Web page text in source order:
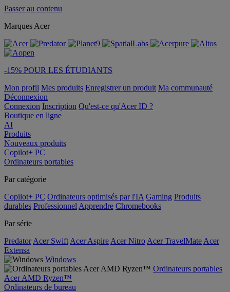
Passer au contenu
Marques Acer
-15% POUR LES ÉTUDIANTS
Mon profil Mes produits Enregistrer un produit Ma communauté
Déconnexion
Connexion Inscription Qu'est-ce qu'Acer ID ?
Boutique en ligne
AI
Produits
Nouveaux produits
Copilot+ PC
Ordinateurs portables
Par catégorie
Copilot+ PC Ordinateurs optimisés par l'IA Gaming Produits
durables Professionnel Apprendre Chromebooks
Par série
Predator Acer Swift Acer Aspire Acer Nitro Acer TravelMate Acer
Extensa
Windows
Ordinateurs portables
Acer AMD Ryzen™
Ordinateurs de bureau